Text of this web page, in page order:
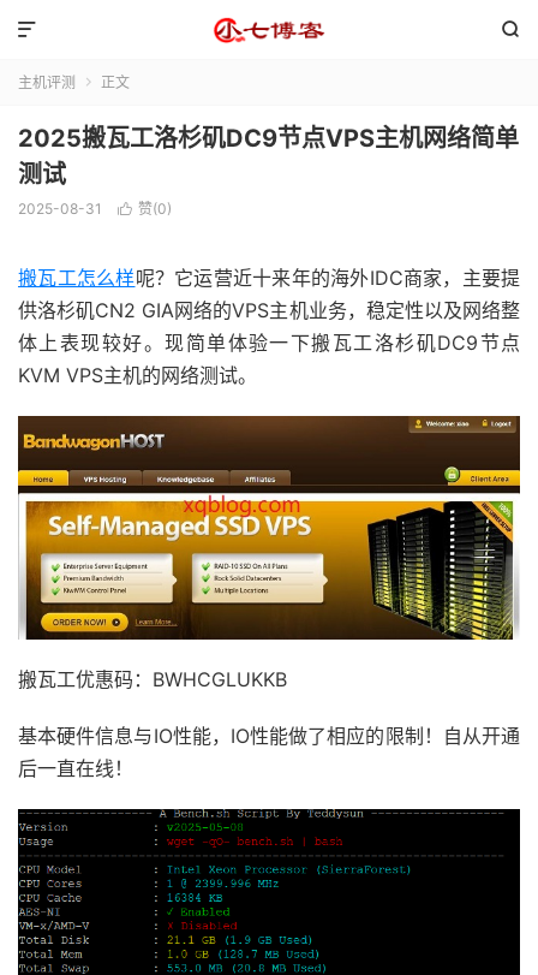


主机评测  正文
2025搬瓦工洛杉矶DC9节点VPS主机网络简单
测试
2025-08-31  赞(0)
搬瓦工怎么样呢？它运营近十来年的海外IDC商家，主要提
供洛杉矶CN2 GIA网络的VPS主机业务，稳定性以及网络整
体上表现较好。现简单体验一下搬瓦工洛杉矶DC9节点
KVM VPS主机的网络测试。
搬瓦工优惠码：BWHCGLUKKB
基本硬件信息与IO性能，IO性能做了相应的限制！自从开通
后一直在线！